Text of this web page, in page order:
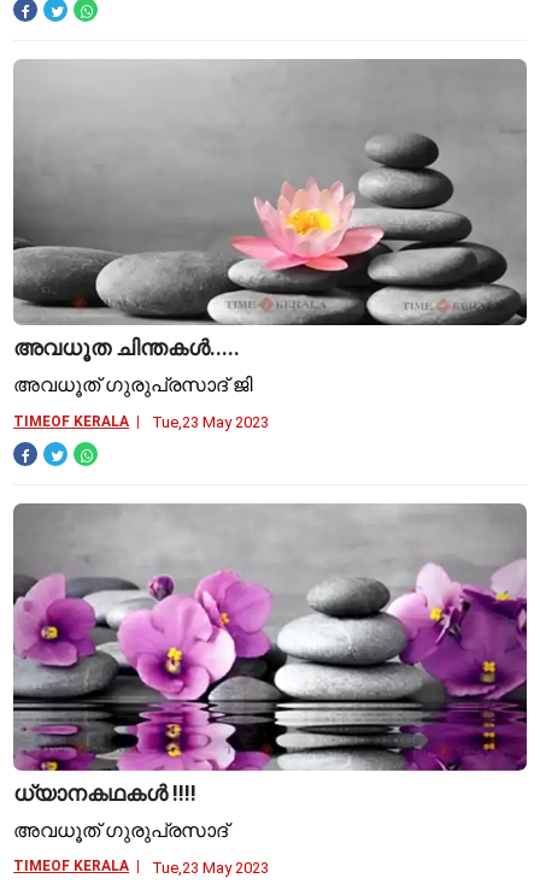
അവധൂത ചിന്തകൾ.....
അവധൂത് ഗുരുപ്രസാദ് ജി
TIMEOF KERALA Tue,23 May 2023
ധ്യാനകഥകൾ !!!!
അവധൂത് ഗുരുപ്രസാദ്
TIMEOF KERALA Tue,23 May 2023